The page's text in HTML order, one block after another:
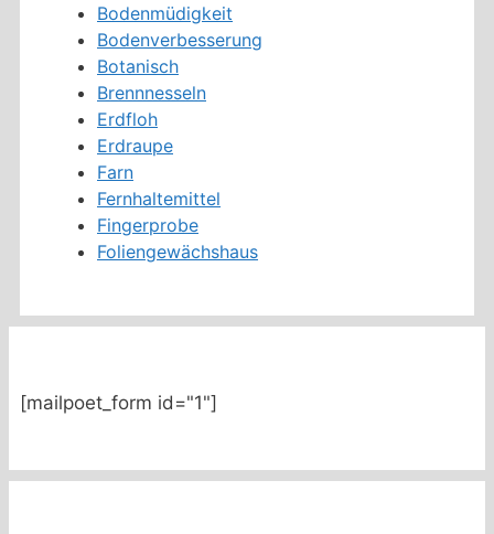
Bodenmüdigkeit
Bodenverbesserung
Botanisch
Brennnesseln
Erdfloh
Erdraupe
Farn
Fernhaltemittel
Fingerprobe
Foliengewächshaus
[mailpoet_form id="1"]